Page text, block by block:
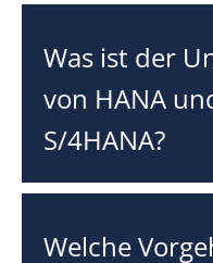
Was ist der
von HANA
S/4HANA?
Welche